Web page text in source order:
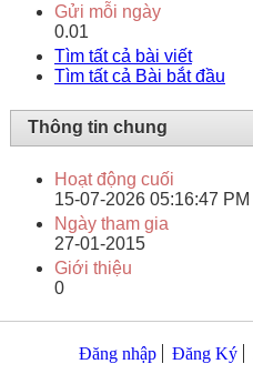
Gửi mỗi ngày
0.01
Tìm tất cả bài viết
Tìm tất cả Bài bắt đầu
Thông tin chung
Hoạt động cuối
15-07-2026 05:16:47 PM
Ngày tham gia
27-01-2015
Giới thiệu
0
Đăng nhập Đăng Ký